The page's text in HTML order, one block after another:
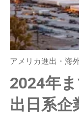
アメリカ進出・海
2024年
出日系企